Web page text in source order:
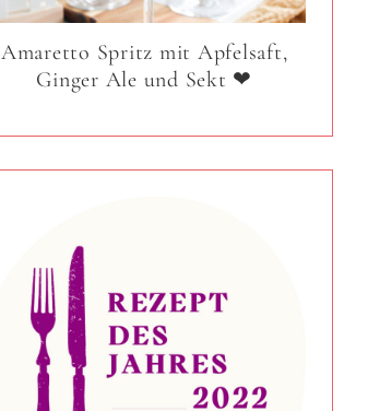
Amaretto Spritz mit Apfelsaft,
Ginger Ale und Sekt ❤